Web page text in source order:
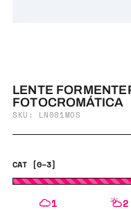
LENTE
FOTOCROMÁTICA
SKU: LN001MOS
CAT [0–3]
1 2